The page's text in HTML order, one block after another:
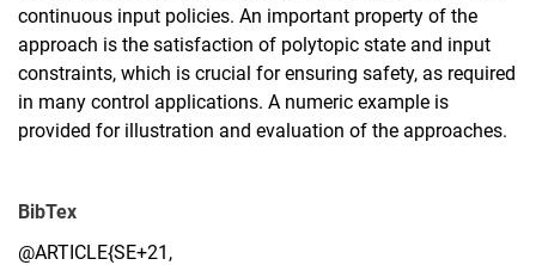
continuous input policies. An important property of the
approach is the satisfaction of polytopic state and input
constraints, which is crucial for ensuring safety, as required
in many control applications. A numeric example is
provided for illustration and evaluation of the approaches.
BibTex
@ARTICLE{SE+21,